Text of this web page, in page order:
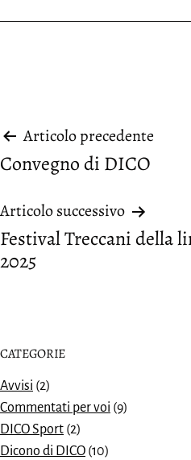
Navigazione
articoli
Articolo precedente
Convegno di DICO
Articolo successivo
Festival Treccani della
2025
CATEGORIE
Avvisi (2)
Commentati per voi (9)
DICO Sport (2)
Dicono di DICO (10)